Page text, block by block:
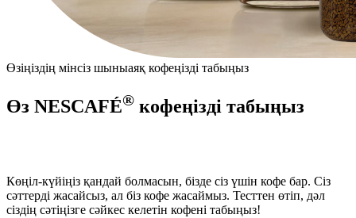
Өзіңіздің мінсіз шыныаяқ кофеңізді табыңыз
Өз NESCAFÉ® кофеңізді табыңыз
Көңіл-күйіңіз қандай болмасын, бізде сіз үшін кофе бар. Сіз
сәттерді жасайсыз, ал біз кофе жасаймыз. Тесттен өтіп, дәл
сіздің сәтіңізге сәйкес келетін кофені табыңыз!